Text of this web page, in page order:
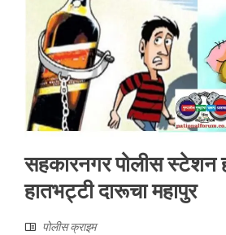
सहकारनगर पोलीस स्टेशन
हातभट्टी दारूचा महापुर
पोलीस क्राइम